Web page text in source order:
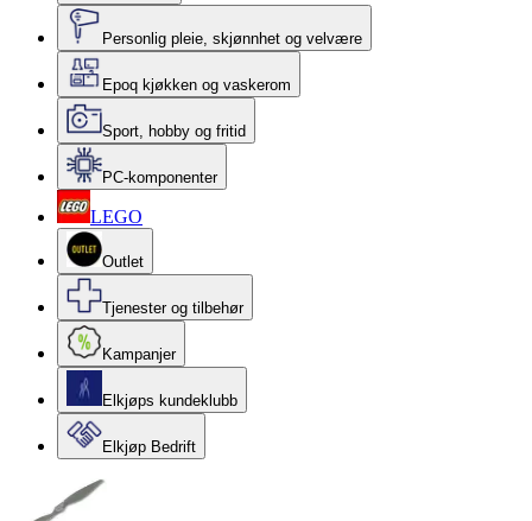
Personlig pleie, skjønnhet og velvære
Epoq kjøkken og vaskerom
Sport, hobby og fritid
PC-komponenter
LEGO
Outlet
Tjenester og tilbehør
Kampanjer
Elkjøps kundeklubb
Elkjøp Bedrift